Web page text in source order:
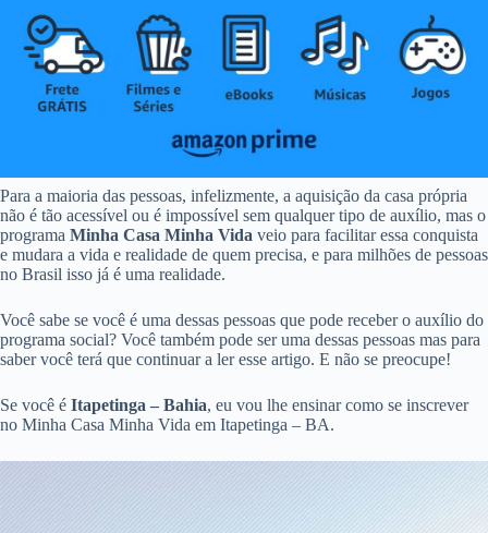
Para a maioria das pessoas, infelizmente, a aquisição da casa própria
não é tão acessível ou é impossível sem qualquer tipo de auxílio, mas o
programa Minha Casa Minha Vida veio para facilitar essa conquista
e mudara a vida e realidade de quem precisa, e para milhões de pessoas
no Brasil isso já é uma realidade.
Você sabe se você é uma dessas pessoas que pode receber o auxílio do
programa social? Você também pode ser uma dessas pessoas mas para
saber você terá que continuar a ler esse artigo. E não se preocupe!
Se você é Itapetinga – Bahia, eu vou lhe ensinar como se inscrever
no Minha Casa Minha Vida em Itapetinga – BA.